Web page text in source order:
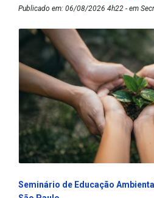
Publicado em: 06/08/2026 4h22 - em
Seminário de Educação